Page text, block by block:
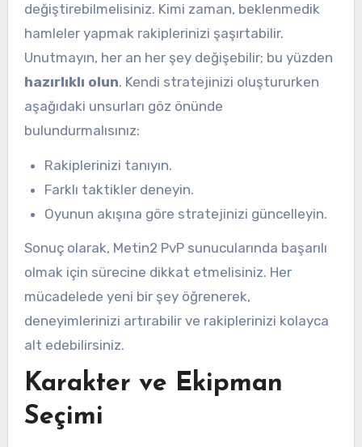
değiştirebilmelisiniz. Kimi zaman, beklenmedik
hamleler yapmak rakiplerinizi şaşırtabilir.
Unutmayın, her an her şey değişebilir; bu yüzden
hazırlıklı olun. Kendi stratejinizi oluştururken
aşağıdaki unsurları göz önünde
bulundurmalısınız:
Rakiplerinizi tanıyın.
Farklı taktikler deneyin.
Oyunun akışına göre stratejinizi güncelleyin.
Sonuç olarak, Metin2 PvP sunucularında başarılı
olmak için sürecine dikkat etmelisiniz. Her
mücadelede yeni bir şey öğrenerek,
deneyimlerinizi artırabilir ve rakiplerinizi kolayca
alt edebilirsiniz.
Karakter ve Ekipman
Seçimi